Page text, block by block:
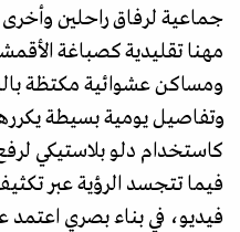
جماعية لرفاق راحلين
مهنا تقليدية كصباغة
ومساكن عشوائية مكتظة
وتفاصيل يومية بسيطة
كاستخدام دلو بلاستيكي
فيما تتجسد الرؤية عبر
فيديو، في بناء بصري